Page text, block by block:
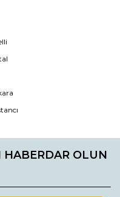
ve diğer
OLUN